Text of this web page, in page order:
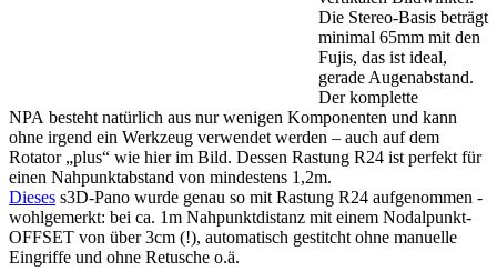
Die Stereo-Basis beträgt
minimal 65mm mit den
Fujis, das ist ideal,
gerade Augenabstand.
Der komplette
NPA besteht natürlich aus nurwenigen Komponenten und kann
ohne irgend ein Werkzeug verwendet werden – auch auf dem
Rotator „plus“ wie hier im Bild. Dessen Rastung R24 ist perfekt für
einen Nahpunktabstand von mindestens 1,2m.
Dieses s3D-Pano wurde genau so mit Rastung R24 aufgenommen -
wohlgemerkt: bei ca. 1m Nahpunktdistanz mit einem Nodalpunkt-
OFFSET von über 3cm (!), automatisch gestitcht ohne manuelle
Eingriffe und ohne Retusche o.ä.